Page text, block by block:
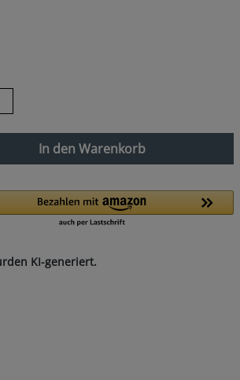
gewünschten Wert
In den Warenkorb
KI-generiert.